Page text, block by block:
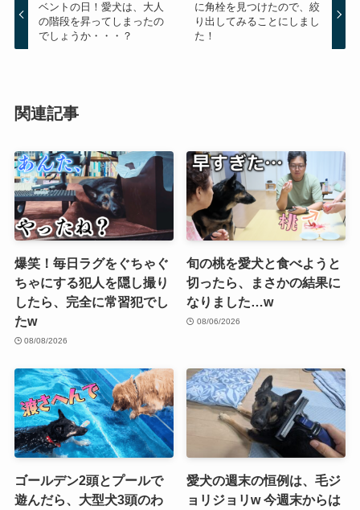
ベントの日！愛犬は、大人
の階段を昇ってしまったの
でしょうか・・・？
に角栓を見つけたので、絞
り出してみることにしまし
た！
関連記事
爆笑！毎日ラグをぐちゃぐ
ちゃにする犯人を隠し撮り
したら、完全に常習犯でし
たw
08/08/2026
旬の桃を愛犬と食べようと
切ったら、まさかの結果に
なりました…w
08/06/2026
ゴールデン2頭とプールで
遊んだら、大型犬3頭のわ
愛犬の週末の恒例は、毛ジ
ョリジョリw 今週末からは